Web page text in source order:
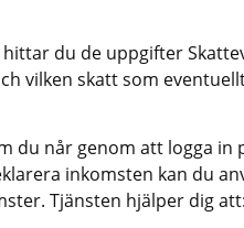
du de uppgifter
vilken skatt som
du når genom att logga in
inkomsten kan du
Tjänsten hjälper dig att: